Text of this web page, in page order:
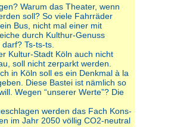
Warum das Theater, wenn
soll? So viele Fahrräder
Bus, nicht mal einer mit
durch Kulthur-Genuss
Ts-ts-ts.
Kultur-Stadt Köln auch nicht
soll nicht zerparkt werden.
in Köln soll es ein Denkmal à la
Diese Bastei ist nämlich so
Wegen “unserer Werte”? Die
werden das Fach Kons-
im Jahr 2050 völlig CO2-neutral